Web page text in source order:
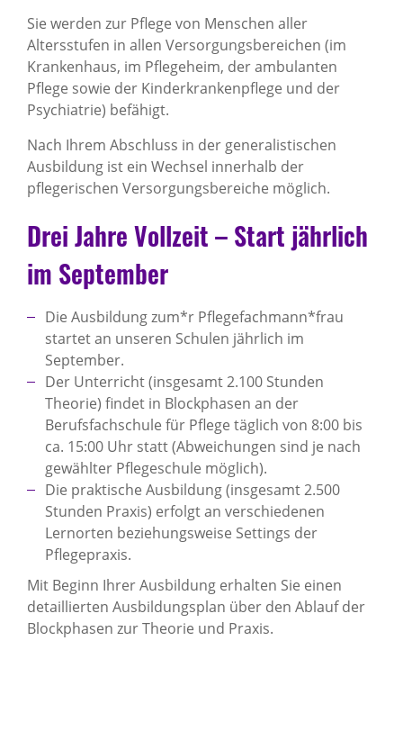
Sie werden zur Pflege von Menschen aller
Altersstufen in allen Versorgungsbereichen (im
Krankenhaus, im Pflegeheim, der ambulanten
Pflege sowie der Kinderkrankenpflege und der
Psychiatrie) befähigt.
Nach Ihrem Abschluss in der generalistischen
Ausbildung ist ein Wechsel innerhalb der
pflegerischen Versorgungsbereiche möglich.
Drei Jahre Vollzeit – Start jährlich
im September
Die Ausbildung zum*r Pflegefachmann*frau
startet an unseren Schulen jährlich im
September.
Der Unterricht (insgesamt 2.100 Stunden
Theorie) findet in Blockphasen an der
Berufsfachschule für Pflege täglich von 8:00 bis
ca. 15:00 Uhr statt (Abweichungen sind je nach
gewählter Pflegeschule möglich).
Die praktische Ausbildung (insgesamt 2.500
Stunden Praxis) erfolgt an verschiedenen
Lernorten beziehungsweise Settings der
Pflegepraxis.
Mit Beginn Ihrer Ausbildung erhalten Sie einen
detaillierten Ausbildungsplan über den Ablauf der
Blockphasen zur Theorie und Praxis.